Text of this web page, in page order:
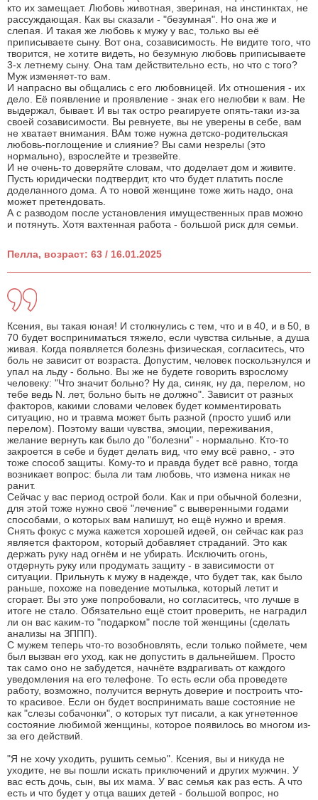
кто их замещает. Любовь животная, звериная, на инстинктах, не
рассуждающая. Как вы сказали - "безумная". Но она же и
слепая. И такая же любовь к мужу у вас, только вы её
приписываете сыну. Вот она, созависимость. Не видите того, что
творится, не хотите видеть, но безумную любовь приписываете
3-х летнему сыну. Она там действительно есть, но что с того?
Муж изменяет-то вам.
И напрасно вы общались с его любовницей. Их отношения - их
дело. Её появление и проявление - знак его нелюбви к вам. Не
выдержал, бывает. И вы так остро реагируете опять-таки из-за
своей созависимости. Вы ревнуете, вы не уверены в себе, вам
не хватает внимания. ВАм тоже нужна детско-родительская
любовь-поглощение и слияние? Вы сами незрелы (это
нормально), взрослейте и трезвейте.
И не очень-то доверяйте словам, что доделает дом и живите.
Пусть юридически подтвердит, кто что будет платить после
доделанного дома. А то новой женщине тоже жить надо, она
может претендовать.
А с разводом после установления имущественных прав можно
и потянуть. Хотя вахтенная работа - большой риск для семьи.
Пелла, возраст: 63 / 16.01.2025
Ксения, вы такая юная! И столкнулись с тем, что и в 40, и в 50, в
70 будет восприниматься тяжело, если чувства сильные, а душа
живая. Когда появляется болезнь физическая, согласитесь, что
боль не зависит от возраста. Допустим, человек поскользнулся и
упал на льду - больно. Вы же не будете говорить взрослому
человеку: "Что значит больно? Ну да, синяк, ну да, перелом, но
тебе ведь N. лет, больно быть не должно". Зависит от разных
факторов, какими словами человек будет комментировать
ситуацию, но и травма может быть разной (просто ушиб или
перелом). Поэтому ваши чувства, эмоции, переживания,
желание вернуть как было до "болезни" - нормально. Кто-то
закроется в себе и будет делать вид, что ему всё равно, - это
тоже способ защиты. Кому-то и правда будет всё равно, тогда
возникает вопрос: была ли там любовь, что измена никак не
ранит.
Сейчас у вас период острой боли. Как и при обычной болезни,
для этой тоже нужно своё "лечение" с выверенными годами
способами, о которых вам напишут, но ещё нужно и время.
Снять фокус с мужа кажется хорошей идеей, он сейчас как раз
является фактором, который добавляет страданий. Это как
держать руку над огнём и не убирать. Исключить огонь,
отдернуть руку или продумать защиту - в зависимости от
ситуации. Прильнуть к мужу в надежде, что будет так, как было
раньше, похоже на поведение мотылька, который летит и
сгорает. Вы это уже попробовали, но согласитесь, что лучше в
итоге не стало. Обязательно ещё стоит проверить, не наградил
ли он вас каким-то "подарком" после той женщины (сделать
анализы на ЗППП).
С мужем теперь что-то возобновлять, если только поймете, чем
был вызван его уход, как не допустить в дальнейшем. Просто
так само оно не забудется, начнёте вздрагивать от каждого
уведомления на его телефоне. То есть если оба проведете
работу, возможно, получится вернуть доверие и построить что-
то красивое. Если он будет воспринимать ваше состояние не
как "слезы собачонки", о которых тут писали, а как угнетенное
состояние любимой женщины, которое появилось во многом из-
за его действий.
"Я не хочу уходить, рушить семью". Ксения, вы и никуда не
уходите, не вы пошли искать приключений и других мужчин. У
вас есть дочь, сын, вы их мама. У вас семья как раз есть. А что
есть и что будет у отца ваших детей - большой вопрос, но